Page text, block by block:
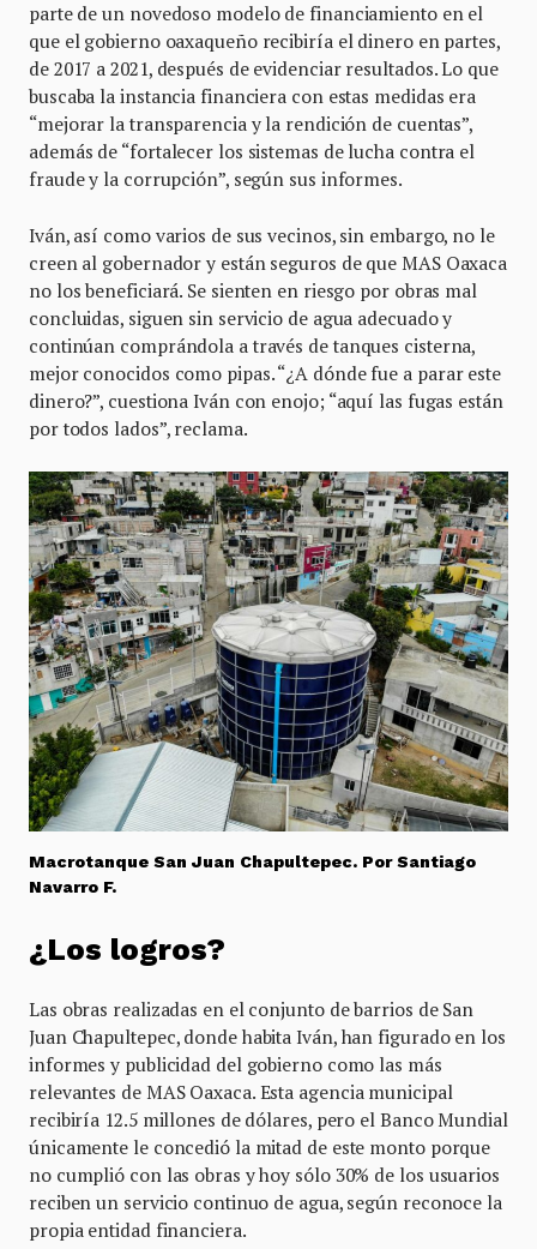
parte de un novedoso modelo de financiamiento en el
que el gobierno oaxaqueño recibiría el dinero en partes,
de 2017 a 2021, después de evidenciar resultados. Lo que
buscaba la instancia financiera con estas medidas era
“mejorar la transparencia y la rendición de cuentas”,
además de “fortalecer los sistemas de lucha contra el
fraude y la corrupción”, según sus informes.
Iván, así como varios de sus vecinos, sin embargo, no le
creen al gobernador y están seguros de que MAS Oaxaca
no los beneficiará. Se sienten en riesgo por obras mal
concluidas, siguen sin servicio de agua adecuado y
continúan comprándola a través de tanques cisterna,
mejor conocidos como pipas. “¿A dónde fue a parar este
dinero?”, cuestiona Iván con enojo; “aquí las fugas están
por todos lados”, reclama.
Macrotanque San Juan Chapultepec. Por Santiago
Navarro F.
¿Los logros?
Las obras realizadas en el conjunto de barrios de San
Juan Chapultepec, donde habita Iván, han figurado en los
informes y publicidad del gobierno como las más
relevantes de MAS Oaxaca. Esta agencia municipal
recibiría 12.5 millones de dólares, pero el Banco Mundial
únicamente le concedió la mitad de este monto porque
no cumplió con las obras y hoy sólo 30% de los usuarios
reciben un servicio continuo de agua, según reconoce la
propia entidad financiera.